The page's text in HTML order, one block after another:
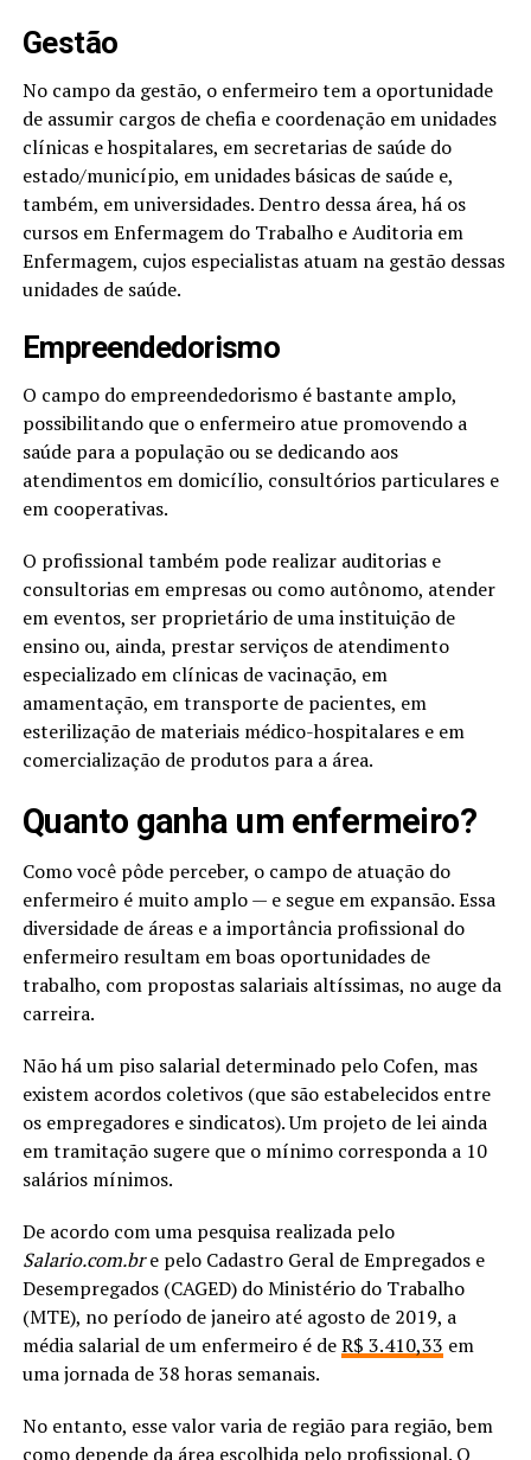
Gestão
No campo da gestão, o enfermeiro tem a oportunidade
de assumir cargos de chefia e coordenação em unidades
clínicas e hospitalares, em secretarias de saúde do
estado/município, em unidades básicas de saúde e,
também, em universidades. Dentro dessa área, há os
cursos em Enfermagem do Trabalho e Auditoria em
Enfermagem, cujos especialistas atuam na gestão dessas
unidades de saúde.
Empreendedorismo
O campo do empreendedorismo é bastante amplo,
possibilitando que o enfermeiro atue promovendo a
saúde para a população ou se dedicando aos
atendimentos em domicílio, consultórios particulares e
em cooperativas.
O profissional também pode realizar auditorias e
consultorias em empresas ou como autônomo, atender
em eventos, ser proprietário de uma instituição de
ensino ou, ainda, prestar serviços de atendimento
especializado em clínicas de vacinação, em
amamentação, em transporte de pacientes, em
esterilização de materiais médico-hospitalares e em
comercialização de produtos para a área.
Quanto ganha um enfermeiro?
Como você pôde perceber, o campo de atuação do
enfermeiro é muito amplo — e segue em expansão. Essa
diversidade de áreas e a importância profissional do
enfermeiro resultam em boas oportunidades de
trabalho, com propostas salariais altíssimas, no auge da
carreira.
Não há um piso salarial determinado pelo Cofen, mas
existem acordos coletivos (que são estabelecidos entre
os empregadores e sindicatos). Um projeto de lei ainda
em tramitação sugere que o mínimo corresponda a 10
salários mínimos.
De acordo com uma pesquisa realizada pelo
Salario.com.bre pelo Cadastro Geral de Empregados e
Desempregados (CAGED) do Ministério do Trabalho
(MTE), no período de janeiro até agosto de 2019, a
média salarial de um enfermeiro é deR$ 3.410,33 em
uma jornada de 38 horas semanais.
No entanto, esse valor varia de região para região, bem
como depende da área escolhida pelo profissional. O